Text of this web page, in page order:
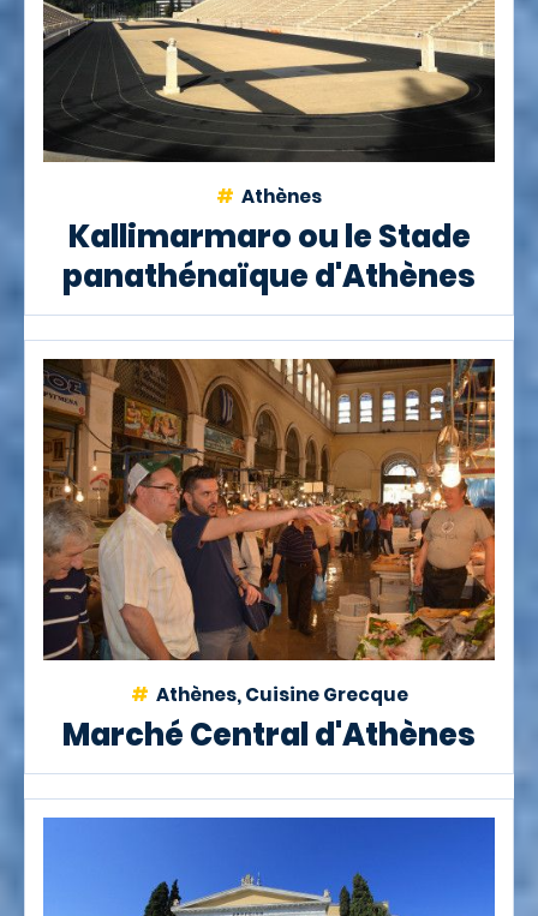
Athènes
Kallimarmaro ou le Stade
panathénaïque d'Athènes
Athènes, Cuisine Grecque
Marché Central d'Athènes